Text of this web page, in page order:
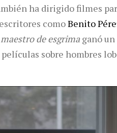
ha dirigido filmes
comoBenito
de esgrimaganó un
sobre hombres